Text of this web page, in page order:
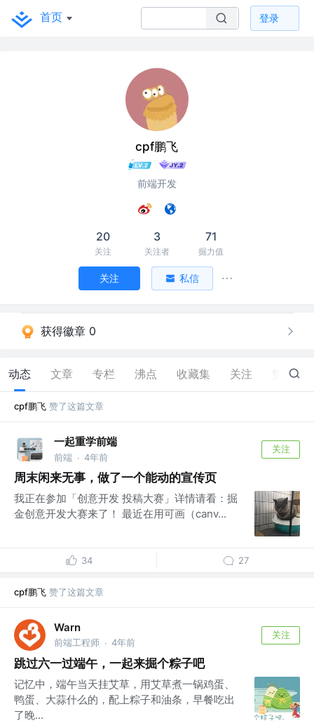
首页 登录
cpf鹏飞
前端开发
20
关注
3
关注者
71
掘力值
关注 私信
获得徽章 0
动态 文章 专栏 沸点 收藏集 关注 42
cpf鹏飞 赞了这篇文章
一起重学前端
前端 · 4年前
关注
周末闲来无事，做了一个能动的宣传页
我正在参加「创意开发 投稿大赛」详情请看：掘
金创意开发大赛来了！ 最近在用可画（canv...
34 27
cpf鹏飞 赞了这篇文章
Warn
前端工程师 · 4年前
关注
跳过六一过端午，一起来掘个粽子吧
记忆中，端午当天挂艾草，用艾草煮一锅鸡蛋、
鸭蛋、大蒜什么的，配上粽子和油条，早餐吃出
了晚...